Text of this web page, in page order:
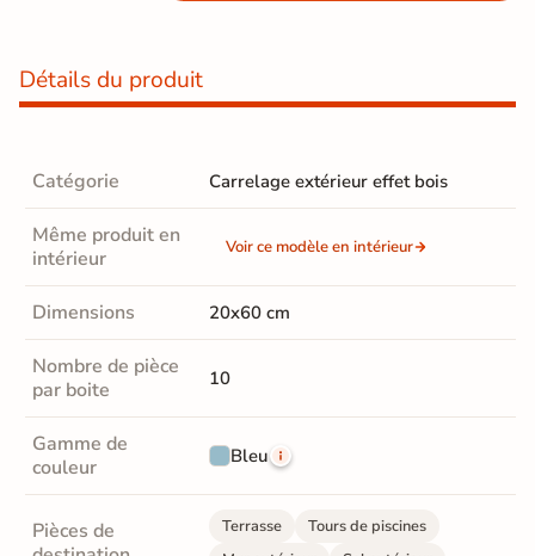
Détails du produit
Catégorie Carrelage extérieur effet bois
Même produit en
intérieur
Voir ce modèle en intérieur
Dimensions 20x60 cm
Nombre de pièce
par boite
10
Gamme de
couleur
Bleu
Pièces de
Terrasse
Tours de piscines